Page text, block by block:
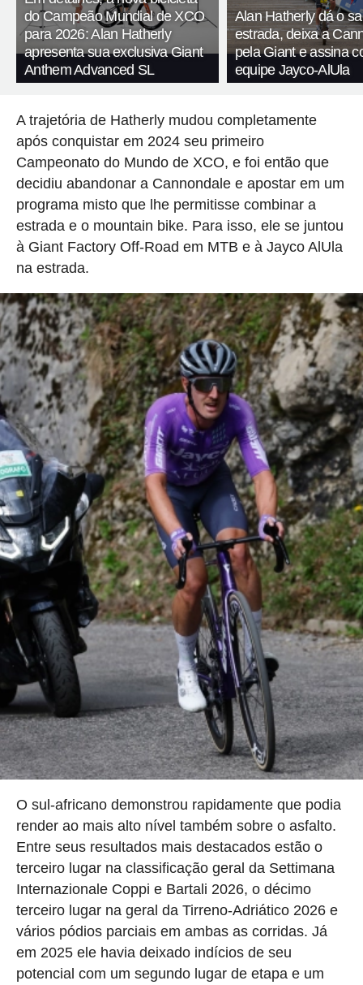
do Campeão Mundial de XCO
para 2026: Alan Hatherly
apresenta sua exclusiva Giant
Anthem Advanced SL
Alan Hatherly dá o
estrada, deixa a
pela Giant e assina
equipe Jayco-AlUla
A trajetória de Hatherly mudou completamente
após conquistar em 2024 seu primeiro
Campeonato do Mundo de XCO, e foi então que
decidiu abandonar a Cannondale e apostar em um
programa misto que lhe permitisse combinar a
estrada e o mountain bike. Para isso, ele se juntou
à Giant Factory Off-Road em MTB e à Jayco AlUla
na estrada.
O sul-africano demonstrou rapidamente que podia
render ao mais alto nível também sobre o asfalto.
Entre seus resultados mais destacados estão o
terceiro lugar na classificação geral da Settimana
Internazionale Coppi e Bartali 2026, o décimo
terceiro lugar na geral da Tirreno-Adriático 2026 e
vários pódios parciais em ambas as corridas. Já
em 2025 ele havia deixado indícios de seu
potencial com um segundo lugar de etapa e um